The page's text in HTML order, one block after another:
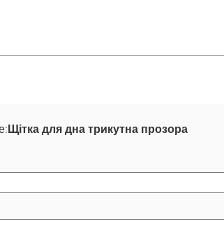
Щітка для дна трикутна прозора